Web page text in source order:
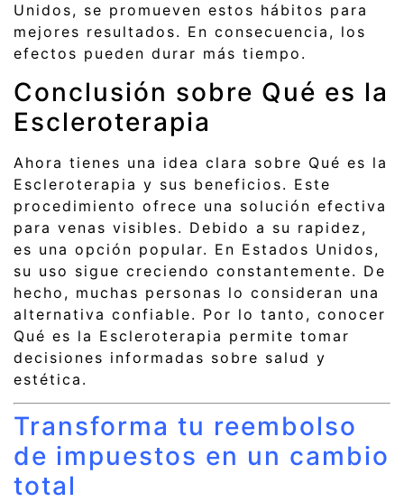
Unidos, se promueven estos hábitos para
mejores resultados. En consecuencia, los
efectos pueden durar más tiempo.
Conclusión sobre Qué es la
Escleroterapia
Ahora tienes una idea clara sobre Qué es la
Escleroterapia y sus beneficios. Este
procedimiento ofrece una solución efectiva
para venas visibles. Debido a su rapidez,
es una opción popular. En Estados Unidos,
su uso sigue creciendo constantemente. De
hecho, muchas personas lo consideran una
alternativa confiable. Por lo tanto, conocer
Qué es la Escleroterapia permite tomar
decisiones informadas sobre salud y
estética.
Transforma tu reembolso
de impuestos en un cambio
total